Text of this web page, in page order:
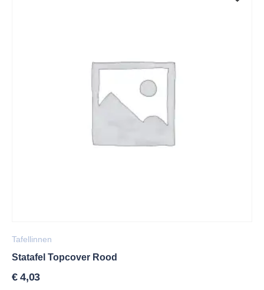
Tafellinnen
Statafel Topcover Rood
€4,03